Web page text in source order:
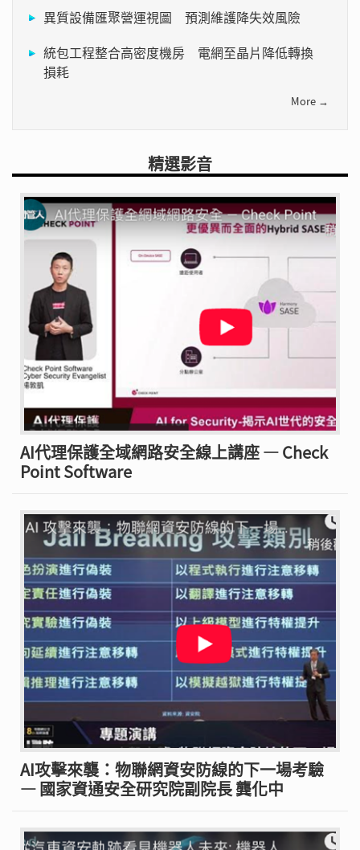
異質設備匯聚營運視圖 預測維護降失效風險
統包工程整合高密度機房 電網至晶片降低轉換
損耗
More →
精選影音
AI代理保護全域網路安全線上講座 — Check
Point Software
AI攻擊來襲：物聯網資安防線的下一場考驗
— 國家資通安全研究院副院長 龔化中